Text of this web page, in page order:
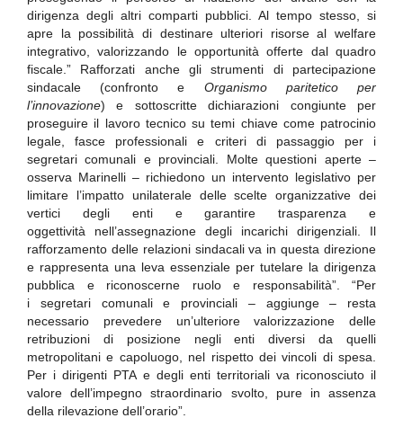
dirigenza degli altri comparti pubblici. Al tempo stesso, si
apre la possibilità di destinare ulteriori risorse al welfare
integrativo, valorizzando le opportunità offerte dal quadro
fiscale.” Rafforzati anche gli strumenti di partecipazione
sindacale (confronto e Organismo paritetico per
l’innovazione) e sottoscritte dichiarazioni congiunte per
proseguire il lavoro tecnico su temi chiave come patrocinio
legale, fasce professionali e criteri di passaggio per i
segretari comunali e provinciali. Molte questioni aperte –
osserva Marinelli – richiedono un intervento legislativo per
limitare l’impatto unilaterale delle scelte organizzative dei
vertici degli enti e garantire trasparenza e
oggettività nell’assegnazione degli incarichi dirigenziali. Il
rafforzamento delle relazioni sindacali va in questa direzione
e rappresenta una leva essenziale per tutelare la dirigenza
pubblica e riconoscerne ruolo e responsabilità”. “Per
i segretari comunali e provinciali – aggiunge – resta
necessario prevedere un’ulteriore valorizzazione delle
retribuzioni di posizione negli enti diversi da quelli
metropolitani e capoluogo, nel rispetto dei vincoli di spesa.
Per i dirigenti PTA e degli enti territoriali va riconosciuto il
valore dell’impegno straordinario svolto, pure in assenza
della rilevazione dell’orario”.